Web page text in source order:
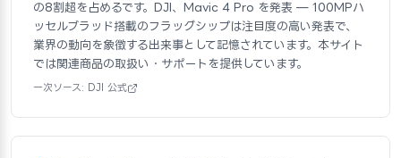
の8割超を占めるです。DJI、Mavic 4 Pro を発表 — 100MPハ
ッセルブラッド搭載のフラッグシップは注目度の高い発表で、
業界の動向を象徴する出来事として記憶されています。本サイト
では関連商品の取扱い・サポートを提供しています。
一次ソース: DJI 公式